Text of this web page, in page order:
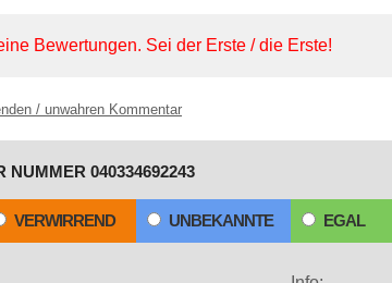
Bewertungen. Sei der Erste / die Erste!
/ unwahren Kommentar
NUMMER 040334692243
VERWIRREND UNBEKANNTE EGAL